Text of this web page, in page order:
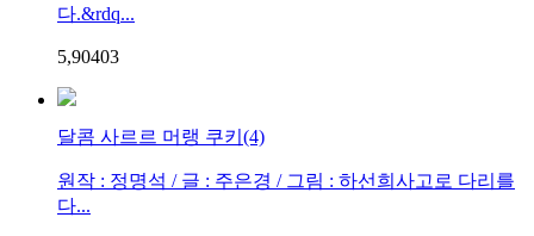
다.&rdq...
5,90403
달콤 사르르 머랭 쿠키(4)
원작 : 정명석 / 글 : 주은경 / 그림 : 하선희사고로 다리를
다...